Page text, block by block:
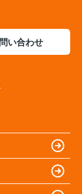
い合わせ